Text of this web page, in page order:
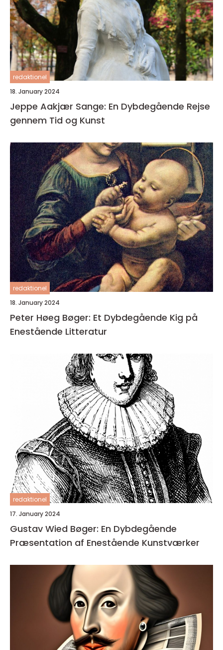
redaktionel
18. January 2024
Jeppe Aakjær Sange: En Dybdegående Rejse
gennem Tid og Kunst
redaktionel
18. January 2024
Peter Høeg Bøger: Et Dybdegående Kig på
Enestående Litteratur
redaktionel
17. January 2024
Gustav Wied Bøger: En Dybdegående
Præsentation af Enestående Kunstværker